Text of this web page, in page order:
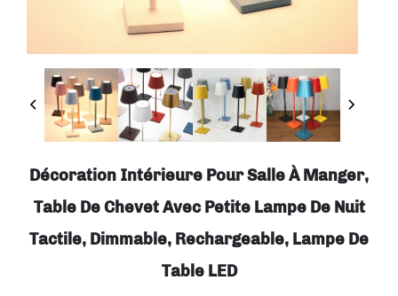
Décoration Intérieure Pour Salle À Manger,
Table De Chevet Avec Petite Lampe De Nuit
Tactile, Dimmable, Rechargeable, Lampe De
Table LED